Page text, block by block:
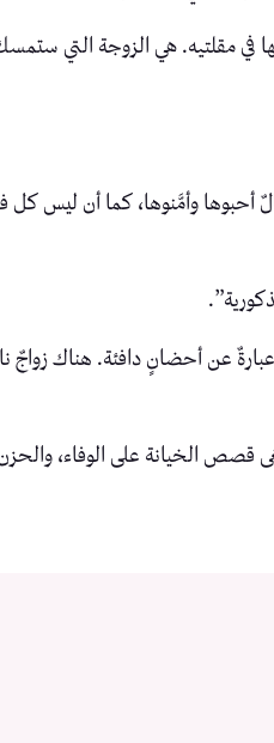
في مقلتيه. هي الزوجة التي
أحبوها وأمَّنوها، كما أن ليس كل
عن أحضانٍ دافئة. هناك زواجٌ
الخيانة على الوفاء، والحزن